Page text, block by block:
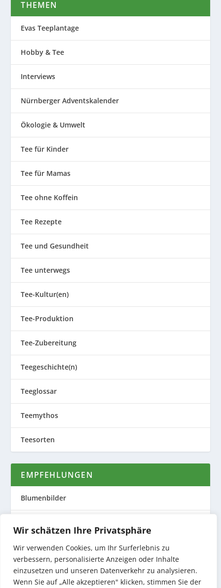
Wir schätzen Ihre Privatsphäre
Wir verwenden Cookies, um Ihr Surferlebnis zu
verbessern, personalisierte Anzeigen oder Inhalte
einzusetzen und unseren Datenverkehr zu analysieren.
Wenn Sie auf „Alle akzeptieren" klicken, stimmen Sie der
THEMEN
Evas Teeplantage
Hobby & Tee
Interviews
Nürnberger Adventskalender
Ökologie & Umwelt
Tee für Kinder
Tee für Mamas
Tee ohne Koffein
Tee Rezepte
Tee und Gesundheit
Tee unterwegs
Tee-Kultur(en)
Tee-Produktion
Tee-Zubereitung
Teegeschichte(n)
Teeglossar
Teemythos
Teesorten
EMPFEHLUNGEN
Blumenbilder
Nature to Print
Preiswerte Produktfotos